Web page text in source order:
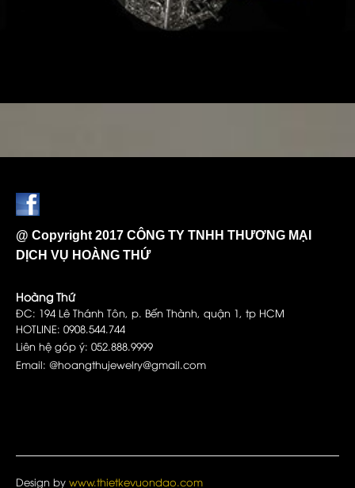
@ Copyright 2017 CÔNG TY TNHH THƯƠNG MẠI
DỊCH VỤ HOÀNG THỨ
Hoàng Thứ
ĐC: 194 Lê Thánh Tôn, p. Bến Thành, quận 1, tp HCM
HOTLINE: 0908.544.744
Liên hệ góp ý: 052.888.9999
Email: @hoangthujewelry@gmail.com
Design by www.thietkevuondao.com